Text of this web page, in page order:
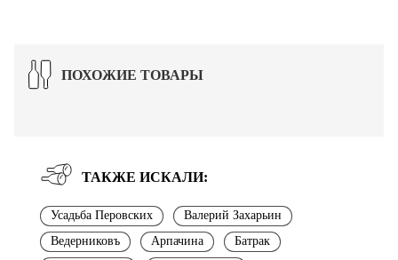
ПОХОЖИЕ ТОВАРЫ
ТАКЖЕ ИСКАЛИ:
Усадьба Перовских
Валерий Захарьин
Ведерниковъ
Арпачина
Батрак